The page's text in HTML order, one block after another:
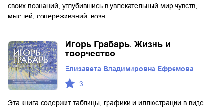
своих познаний, углубившись в увлекательный мир чувств,
мыслей, сопереживаний, возн…
Игорь Грабарь. Жизнь и
творчество
Елизавета Владимировна Ефремова
3
Эта книга содержит таблицы, графики и иллюстрации в виде